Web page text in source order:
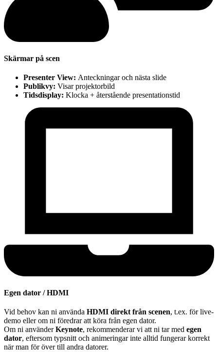
Skärmar på scen
Presenter View: Anteckningar och nästa slide
Publikvy: Visar projektorbild
Tidsdisplay: Klocka + återstående presentationstid
Egen dator / HDMI
Vid behov kan ni använda HDMI direkt från scenen, t.ex. för live-
demo eller om ni föredrar att köra från egen dator.
Om ni använderKeynote, rekommenderar vi att ni tar med egen
dator, eftersom typsnitt och animeringar inte alltid fungerar korrekt
när man för över till andra datorer.